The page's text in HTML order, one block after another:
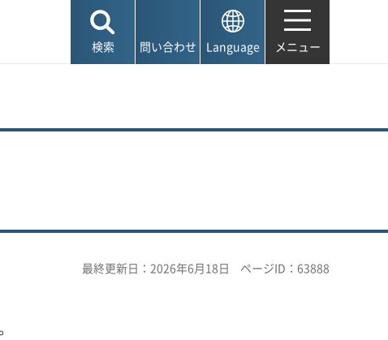
検索 問い合わせ Language メニュー
最終更新日：2026年6月18日 ページID：63888